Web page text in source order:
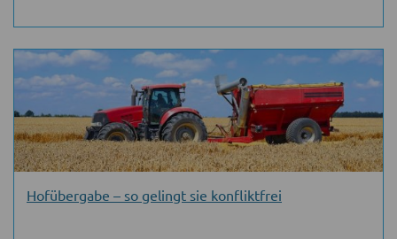
Hofübergabe – so gelingt sie konfliktfrei